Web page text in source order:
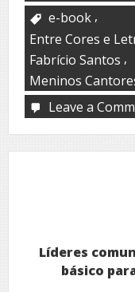
e-book ,
Entre Cores e
Fabrício Santos ,
Meninos
Leave a
Líderes
básico